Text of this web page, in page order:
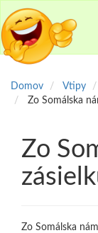
Domov Vtipy
Zo Somálska
Zo
Zo Somálska